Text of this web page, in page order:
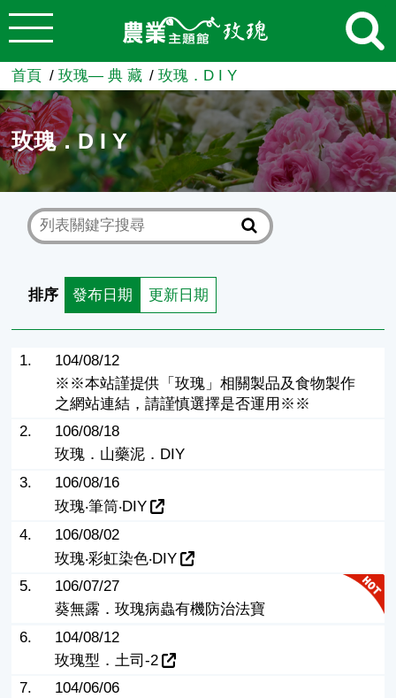
跳到主要內容
農業知識入口網
首頁 玫瑰— 典 藏 玫瑰．D I Y
玫瑰．D I Y
排序 發布日期 更新日期
1.
104/08/12
※※本站謹提供「玫瑰」相關製品及食物製作
之網站連結，請謹慎選擇是否運用※※
2.
106/08/18
玫瑰．山藥泥．DIY
3.
106/08/16
玫瑰‧筆筒‧DIY
4.
106/08/02
玫瑰‧彩虹染色‧DIY
5.
106/07/27
葵無露．玫瑰病蟲有機防治法寶
6.
104/08/12
玫瑰型．土司-2
7.
104/06/06